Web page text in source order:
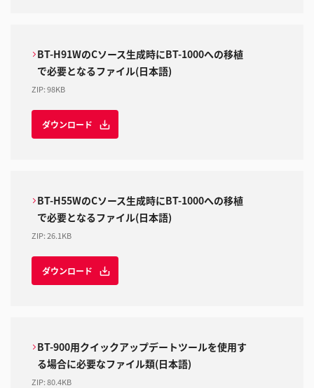
BT-H91WのCソース生成時にBT-1000への移植
で必要となるファイル(日本語)
ZIP:98KB
ダウンロード
BT-H55WのCソース生成時にBT-1000への移植
で必要となるファイル(日本語)
ZIP:26.1KB
ダウンロード
BT-900用クイックアップデートツールを使用す
る場合に必要なファイル類(日本語)
ZIP:80.4KB